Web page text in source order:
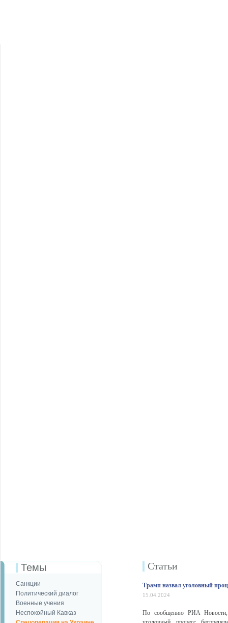
Темы
Санкции
Политический диалог
Военные учения
Неспокойный Кавказ
Статьи
Трамп назвал уголовный
15.04.2024
По сообщению РИА